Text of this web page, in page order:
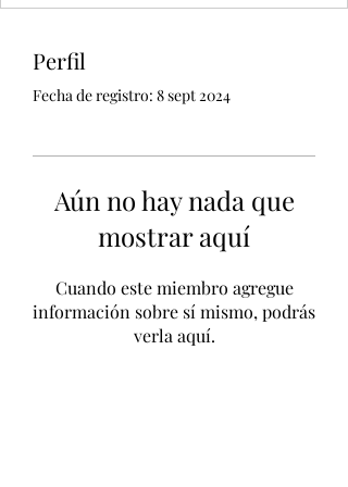
Perfil
Fecha de registro: 8 sept 2024
Aún no hay nada que
mostrar aquí
Cuando este miembro agregue
información sobre sí mismo, podrás
verla aquí.